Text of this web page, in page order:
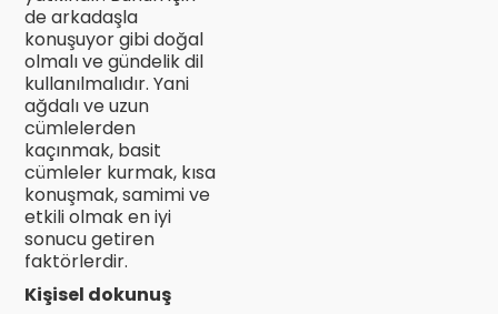
de arkadaşla
konuşuyor gibi doğal
olmalı ve gündelik dil
kullanılmalıdır. Yani
ağdalı ve uzun
cümlelerden
kaçınmak, basit
cümleler kurmak, kısa
konuşmak, samimi ve
etkili olmak en iyi
sonucu getiren
faktörlerdir.
Kişisel dokunuş